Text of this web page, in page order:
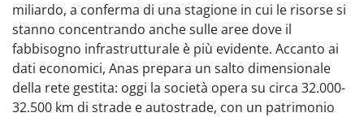
miliardo, a conferma di una stagione in cui le risorse si
stanno concentrando anche sulle aree dove il
fabbisogno infrastrutturale è più evidente. Accanto ai
dati economici, Anas prepara un salto dimensionale
della rete gestita: oggi la società opera su circa 32.000-
32.500 km di strade e autostrade, con un patrimonio